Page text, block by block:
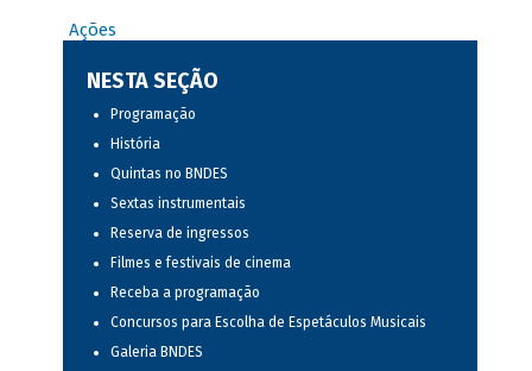
Ações
NESTA SEÇÃO
Programação
História
Quintas no BNDES
Sextas instrumentais
Reserva de ingressos
Filmes e festivais de cinema
Receba a programação
Concursos para Escolha de Espetáculos Musicais
Galeria BNDES